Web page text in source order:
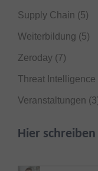
Supply Chain (5)
Weiterbildung (5)
Zeroday (7)
Threat Intelligence
Veranstaltungen
Hier schreiben